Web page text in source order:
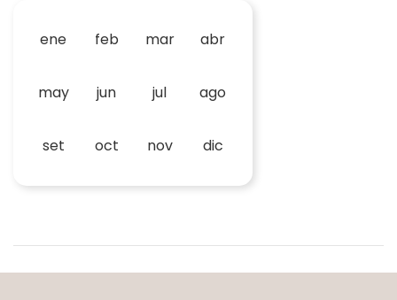
ene feb mar abr
may jun jul ago
set oct nov dic